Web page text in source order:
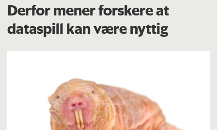
Derfor mener forskere at
dataspill kan være nyttig